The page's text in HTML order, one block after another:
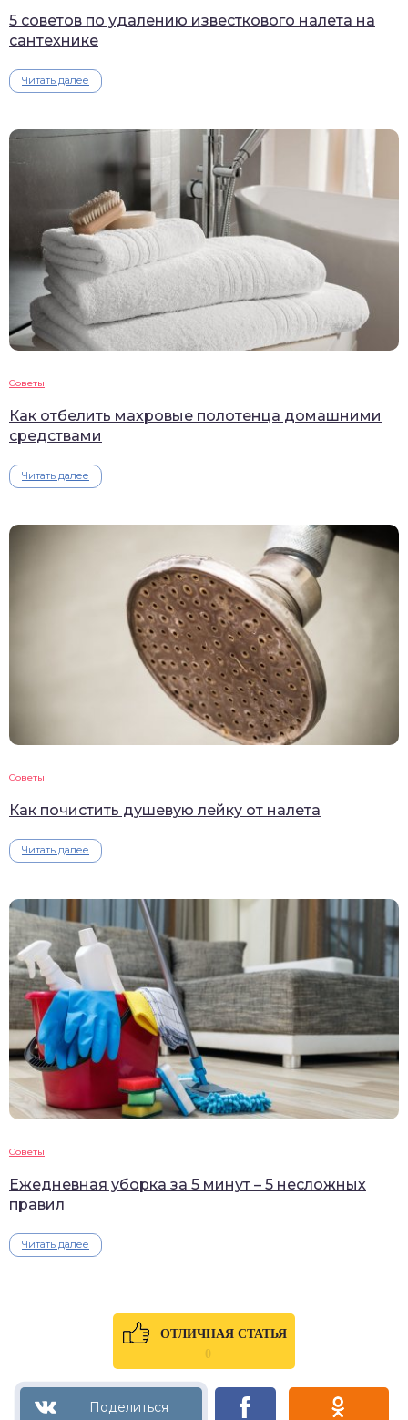
5 советов по удалению известкового налета на
сантехнике
Читать далее
Советы
Как отбелить махровые полотенца домашними
средствами
Читать далее
Советы
Как почистить душевую лейку от налета
Читать далее
Советы
Ежедневная уборка за 5 минут – 5 несложных
правил
Читать далее
ОТЛИЧНАЯ СТАТЬЯ
0